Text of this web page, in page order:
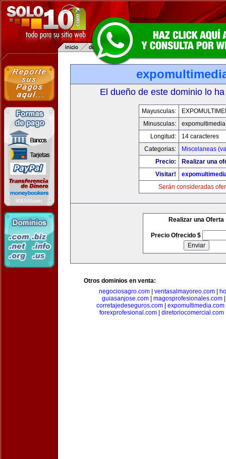
El dueño de este dominio lo
Mayusculas:
Minusculas:
Longitud:
14 caracteres
Categorias:
Miscelaneas
Precio:
Realizar una
Visitar!
Serán consideradas
Realizar una Oferta
Precio Ofrecido $
Otros dominios en venta:
negociosagro.com
ventasalmayoreo.com
guiasanjose.com| magosprofesionales.com
corretajedeseguros.com
expomultimedia.com
forexprofesional.com| diretoriocomercial.com